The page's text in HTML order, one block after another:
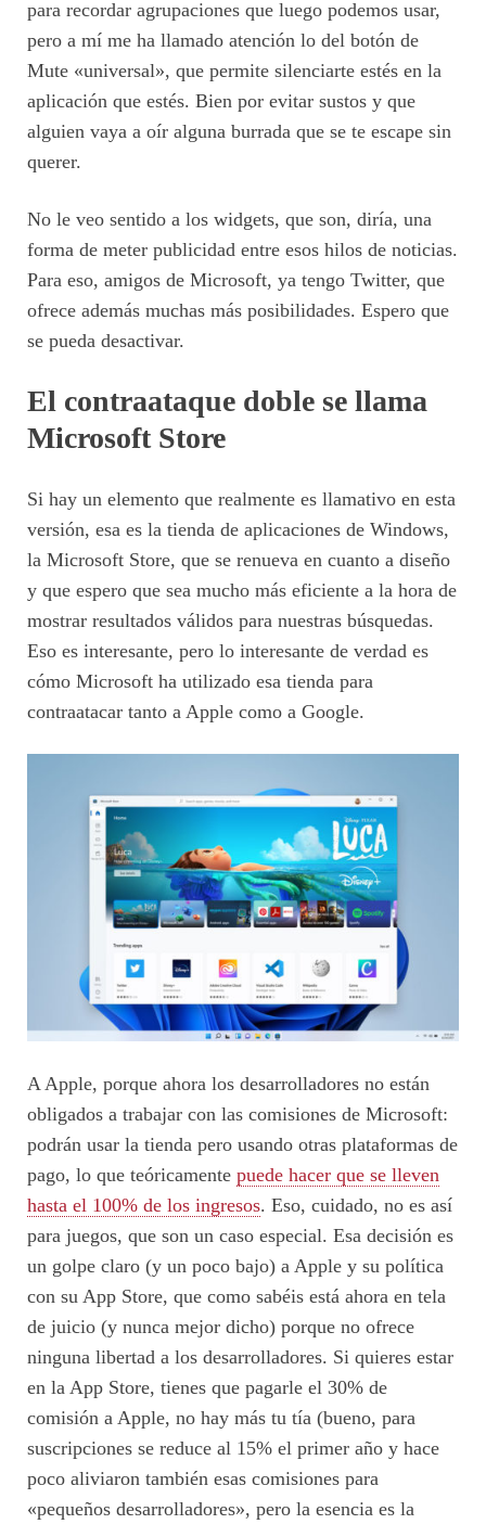
para recordar agrupaciones que luego podemos usar,
pero a mí me ha llamado atención lo del botón de
Mute «universal», que permite silenciarte estés en la
aplicación que estés. Bien por evitar sustos y que
alguien vaya a oír alguna burrada que se te escape sin
querer.
No le veo sentido a los widgets, que son, diría, una
forma de meter publicidad entre esos hilos de noticias.
Para eso, amigos de Microsoft, ya tengo Twitter, que
ofrece además muchas más posibilidades. Espero que
se pueda desactivar.
El contraataque doble se llama
Microsoft Store
Si hay un elemento que realmente es llamativo en esta
versión, esa es la tienda de aplicaciones de Windows,
la Microsoft Store, que se renueva en cuanto a diseño
y que espero que sea mucho más eficiente a la hora de
mostrar resultados válidos para nuestras búsquedas.
Eso es interesante, pero lo interesante de verdad es
cómo Microsoft ha utilizado esa tienda para
contraatacar tanto a Apple como a Google.
A Apple, porque ahora los desarrolladores no están
obligados a trabajar con las comisiones de Microsoft:
podrán usar la tienda pero usando otras plataformas de
pago, lo que teóricamente puede hacer que se lleven
hasta el 100% de los ingresos. Eso, cuidado, no es así
para juegos, que son un caso especial. Esa decisión es
un golpe claro (y un poco bajo) a Apple y su política
con su App Store, que como sabéis está ahora en tela
de juicio (y nunca mejor dicho) porque no ofrece
ninguna libertad a los desarrolladores. Si quieres estar
en la App Store, tienes que pagarle el 30% de
comisión a Apple, no hay más tu tía (bueno, para
suscripciones se reduce al 15% el primer año y hace
poco aliviaron también esas comisiones para
«pequeños desarrolladores», pero la esencia es la